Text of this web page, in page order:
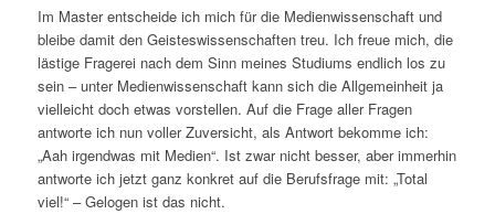
Im Master entscheide ich mich für die Medienwissenschaft und
bleibe damit den Geisteswissenschaften treu. Ich freue mich, die
lästige Fragerei nach dem Sinn meines Studiums endlich los zu
sein – unter Medienwissenschaft kann sich die Allgemeinheit ja
vielleicht doch etwas vorstellen. Auf die Frage aller Fragen
antworte ich nun voller Zuversicht, als Antwort bekomme ich:
„Aah irgendwas mit Medien“. Ist zwar nicht besser, aber immerhin
antworte ich jetzt ganz konkret auf die Berufsfrage mit: „Total
viel!“ – Gelogen ist das nicht.